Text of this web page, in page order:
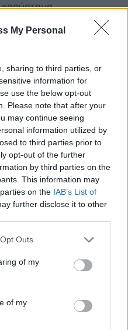
My Personal
sharing to third parties, or
information for
use the below opt-out
Please note that after your
may continue seeing
information utilized by
to third parties prior to
opt-out of the further
by third parties on the
This information may
on the IAB’s List of
further disclose it to other
Outs
of my
of my
ευρύτερο και
αρχή. Από την
έχουμε θέσει ως
προστασία, την
ενίσχυση του δασικού
τον κόσμο μας